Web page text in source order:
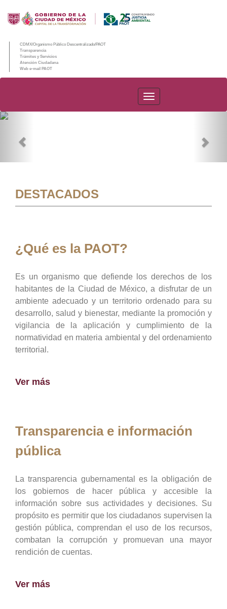
CDMX/Organismo Público Descentralizado/PAOT
Transparencia
Trámites y Servicios
Atención Ciudadana
Web e-mail PAOT
PAOT
DESTACADOS
¿Qué es la PAOT?
Es un organismo que defiende los derechos de los
habitantes de la Ciudad de México, a disfrutar de un
ambiente adecuado y un territorio ordenado para su
desarrollo, salud y bienestar, mediante la promoción y
vigilancia de la aplicación y cumplimiento de la
normatividad en materia ambiental y del ordenamiento
territorial.
Ver más
Transparencia e información
pública
La transparencia gubernamental es la obligación de
los gobiernos de hacer pública y accesible la
información sobre sus actividades y decisiones. Su
propósito es permitir que los ciudadanos supervisen la
gestión pública, comprendan el uso de los recursos,
combatan la corrupción y promuevan una mayor
rendición de cuentas.
Ver más